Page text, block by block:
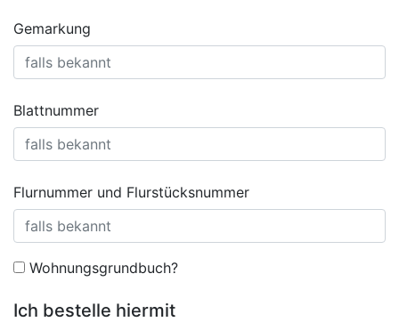
Gemarkung
Blattnummer
Flurnummer und Flurstücksnummer
Wohnungsgrundbuch?
Ich bestelle hiermit